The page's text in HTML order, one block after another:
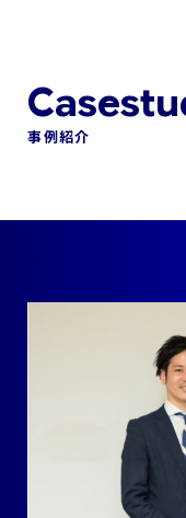
私たちについて
事例紹介